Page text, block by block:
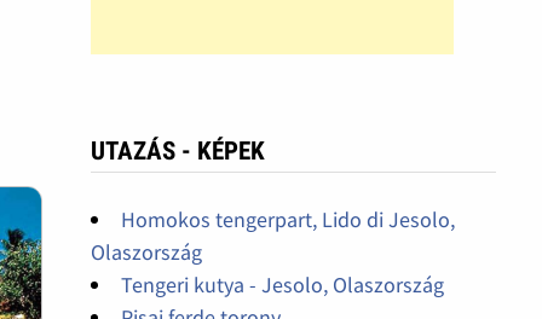
UTAZÁS - KÉPEK
Homokos tengerpart, Lido di Jesolo,
Olaszország
Tengeri kutya - Jesolo, Olaszország